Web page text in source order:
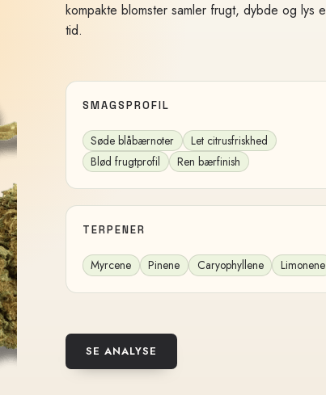
kompakte blomster samler frugt, dybde og
tid.
SMAGSPROFIL
Søde blåbærnoter
Let citrusfriskhed
Blød frugtprofil
Ren bærfinish
TERPENER
Myrcene Pinene Caryophyllene Limonene
SE ANALYSE